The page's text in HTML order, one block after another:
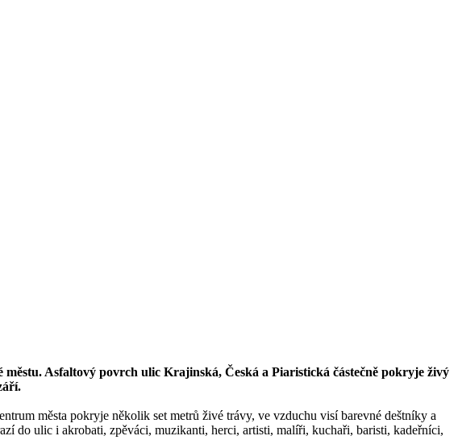
Asfaltový povrch ulic Krajinská, Česká a Piaristická částečně pokryje živý
města pokryje několik set metrů živé trávy, ve vzduchu visí barevné deštníky a
do ulic i akrobati, zpěváci, muzikanti, herci, artisti, malíři, kuchaři, baristi, kadeřníci,